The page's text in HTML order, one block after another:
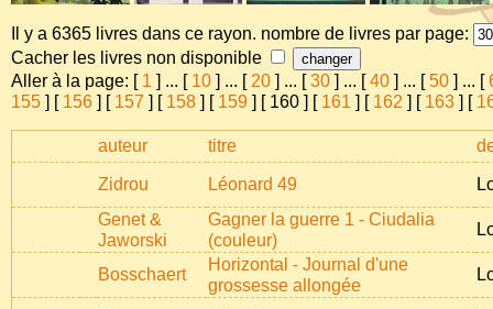
Il y a 6365 livres dans ce rayon. nombre de livres par page:
Cacher les livres non disponible
Aller à la page: [ 1 ] ... [ 10 ] ... [ 20 ] ... [30 ] ... [40 ] ... [ 50 ] ... [
155 ] [ 156 ] [ 157 ] [ 158 ] [ 159 ] [ 160 ] [ 161 ] [ 162 ] [ 163 ] [
auteur titre
Zidrou Léonard 49
Genet &
Jaworski
Gagner la guerre 1 - Ciudalia
(couleur)
Bosschaert
Horizontal - Journal d'une
grossesse allongée